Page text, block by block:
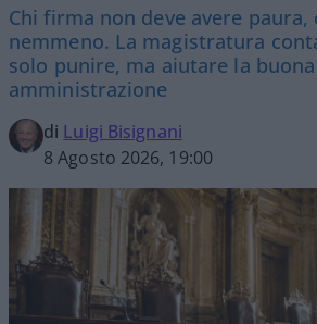
Chi firma non deve avere paura,
nemmeno. La magistratura
solo punire, ma aiutare la buona
amministrazione
di Luigi Bisignani
8 Agosto 2026, 19:00